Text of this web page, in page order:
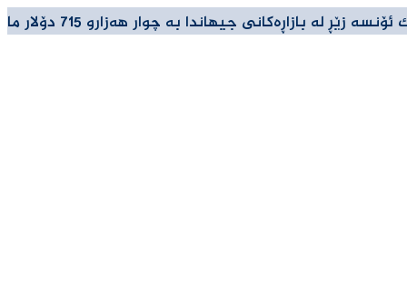
لە بازاڕەكانی جیهاندا بە چوار هەزارو 715 دۆلار مامەڵەی پێوە دەكرێت.